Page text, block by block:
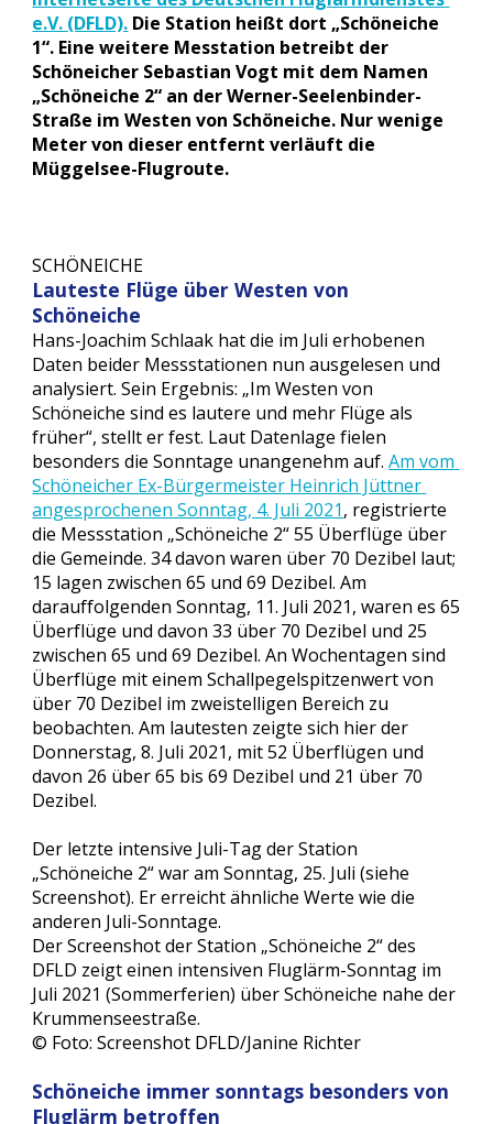
e.V. (DFLD). Die Station heißt dort „Schöneiche
1“. Eine weitere Messtation betreibt der
Schöneicher Sebastian Vogt mit dem Namen
„Schöneiche 2“ an der Werner-Seelenbinder-
Straße im Westen von Schöneiche. Nur wenige
Meter von dieser entfernt verläuft die
Müggelsee-Flugroute.
SCHÖNEICHE
Lauteste Flüge über Westen von
Schöneiche
Hans-Joachim Schlaak hat die im Juli erhobenen
Daten beider Messstationen nun ausgelesen und
analysiert. Sein Ergebnis: „Im Westen von
Schöneiche sind es lautere und mehr Flüge als
früher“, stellt er fest. Laut Datenlage fielen
besonders die Sonntage unangenehm auf. Am vom
Schöneicher Ex-Bürgermeister Heinrich Jüttner
angesprochenen Sonntag, 4. Juli 2021, registrierte
die Messstation „Schöneiche 2“ 55 Überflüge über
die Gemeinde. 34 davon waren über 70 Dezibel laut;
15 lagen zwischen 65 und 69 Dezibel. Am
darauffolgenden Sonntag, 11. Juli 2021, waren es 65
Überflüge und davon 33 über 70 Dezibel und 25
zwischen 65 und 69 Dezibel. An Wochentagen sind
Überflüge mit einem Schallpegelspitzenwert von
über 70 Dezibel im zweistelligen Bereich zu
beobachten. Am lautesten zeigte sich hier der
Donnerstag, 8. Juli 2021, mit 52 Überflügen und
davon 26 über 65 bis 69 Dezibel und 21 über 70
Dezibel.
Der letzte intensive Juli-Tag der Station
„Schöneiche 2“ war am Sonntag, 25. Juli (siehe
Screenshot). Er erreicht ähnliche Werte wie die
anderen Juli-Sonntage.
Der Screenshot der Station „Schöneiche 2“ des
DFLD zeigt einen intensiven Fluglärm-Sonntag im
Juli 2021 (Sommerferien) über Schöneiche nahe der
Krummenseestraße.
© Foto: Screenshot DFLD/Janine Richter
Schöneiche immer sonntags besonders von
Fluglärm betroffen